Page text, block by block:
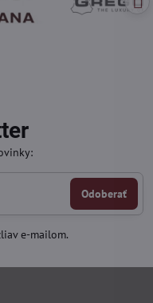
Odoberať
e-mailom.